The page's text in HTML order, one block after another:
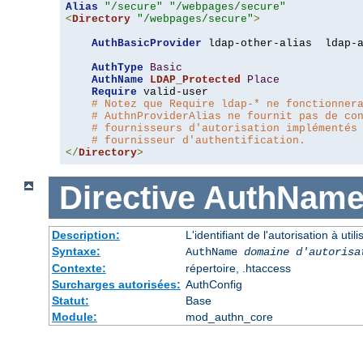
Alias
"/secure"
"/webpages/secure"
<Directory "/webpages/secure">
AuthBasicProvider ldap-other-alias  ldap-
AuthType
Basic
AuthName
LDAP_Protected
Place
Require valid-user
# Notez que Require ldap-* ne
# AuthnProviderAlias ne fournit pas de
# fournisseurs d'autorisation implémentés
# fournisseur d'authentification.
</Directory>
Directive
Description:
L'identifiant de l'autorisation à
Syntaxe:
AuthName domaine
Contexte:
répertoire, .htaccess
Surcharges autorisées: AuthConfig
Statut:
Base
Module:
mod_authn_core